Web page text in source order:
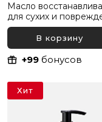
Масло
для сухих и
волос Bravia Oil Hair
В корзину
+99 бонусов
Хит